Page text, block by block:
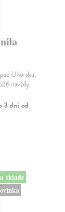
Uhorska,
navždy
3 dní od
sklade